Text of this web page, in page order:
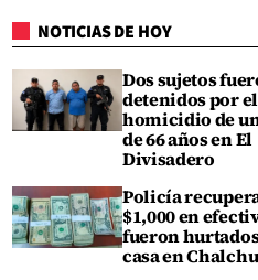
NOTICIAS DE HOY
Dos sujetos
detenidos por el
homicidio de
de 66 años en El
Divisadero
Policía
$1,000 en
fueron
casa en